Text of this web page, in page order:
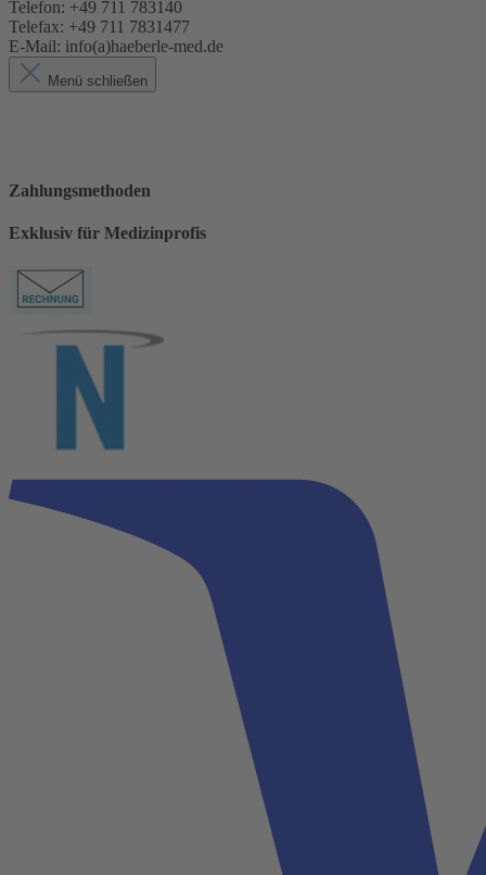
Telefon: +49 711 783140
Telefax: +49 711 7831477
E-Mail: info(a)haeberle-med.de
Menü schließen
Zahlungsmethoden
Exklusiv für Medizinprofis